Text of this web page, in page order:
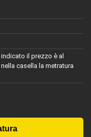
il prezzo è al
casella la metratura